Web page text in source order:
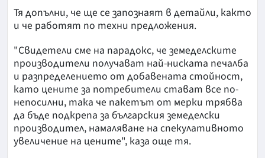
Тя допълни, че ще се запознаят в детайли, както
и че работят по техни предложения.
"Свидетели сме на парадокс, че земеделските
производители получават най-ниската печалба
и разпределението от добавената стойност,
като цените за потребители стават все по-
непосилни, така че пакетът от мерки трябва
да бъде подкрепа за българския земеделски
производител, намаляване на спекулативното
увеличение на цените", каза още тя.